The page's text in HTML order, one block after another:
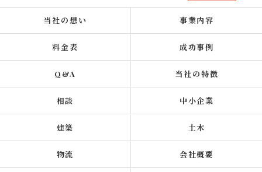
当社の想い 事業内容
料金表 成功事例
Q&A 当社の特徴
相談 中小企業
建築 土木
物流 会社概要